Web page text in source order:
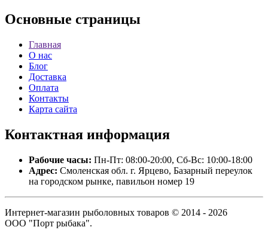
Основные страницы
Главная
О нас
Блог
Доставка
Оплата
Контакты
Карта сайта
Контактная информация
Рабочие часы: Пн-Пт: 08:00-20:00, Сб-Вс: 10:00-18:00
Адрес: Смоленская обл. г. Ярцево, Базарный переулок
на городском рынке, павильон номер 19
Интернет-магазин рыболовных товаров © 2014 - 2026
ООО "Порт рыбака".